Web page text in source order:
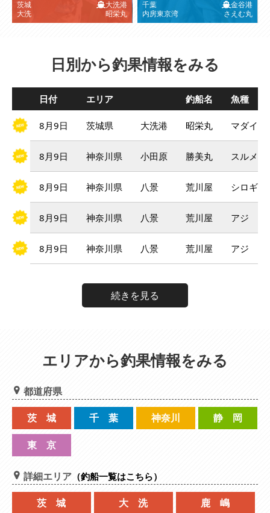
茨城
大洗
大洗港
昭栄丸
千葉
内房東京湾
金谷港
さえむ丸
日別から釣果情報をみる
日付 エリア 釣船名 魚種
8月9日 茨城県 大洗港 昭栄丸 マダイ
8月9日 神奈川県 小田原 勝美丸 スルメイ
8月9日 神奈川県 八景 荒川屋 シロギス
8月9日 神奈川県 八景 荒川屋 アジ
8月9日 神奈川県 八景 荒川屋 アジ
続きを見る
エリアから釣果情報をみる
都道府県
茨 城
千 葉 神奈川 静 岡
東 京
詳細エリア （釣船一覧はこちら）
茨 城 大 洗 鹿 嶋